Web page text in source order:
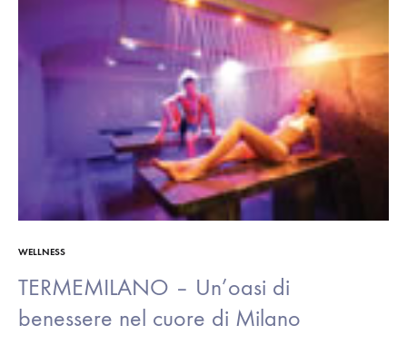
WELLNESS
TERMEMILANO – Un’oasi di
benessere nel cuore di Milano